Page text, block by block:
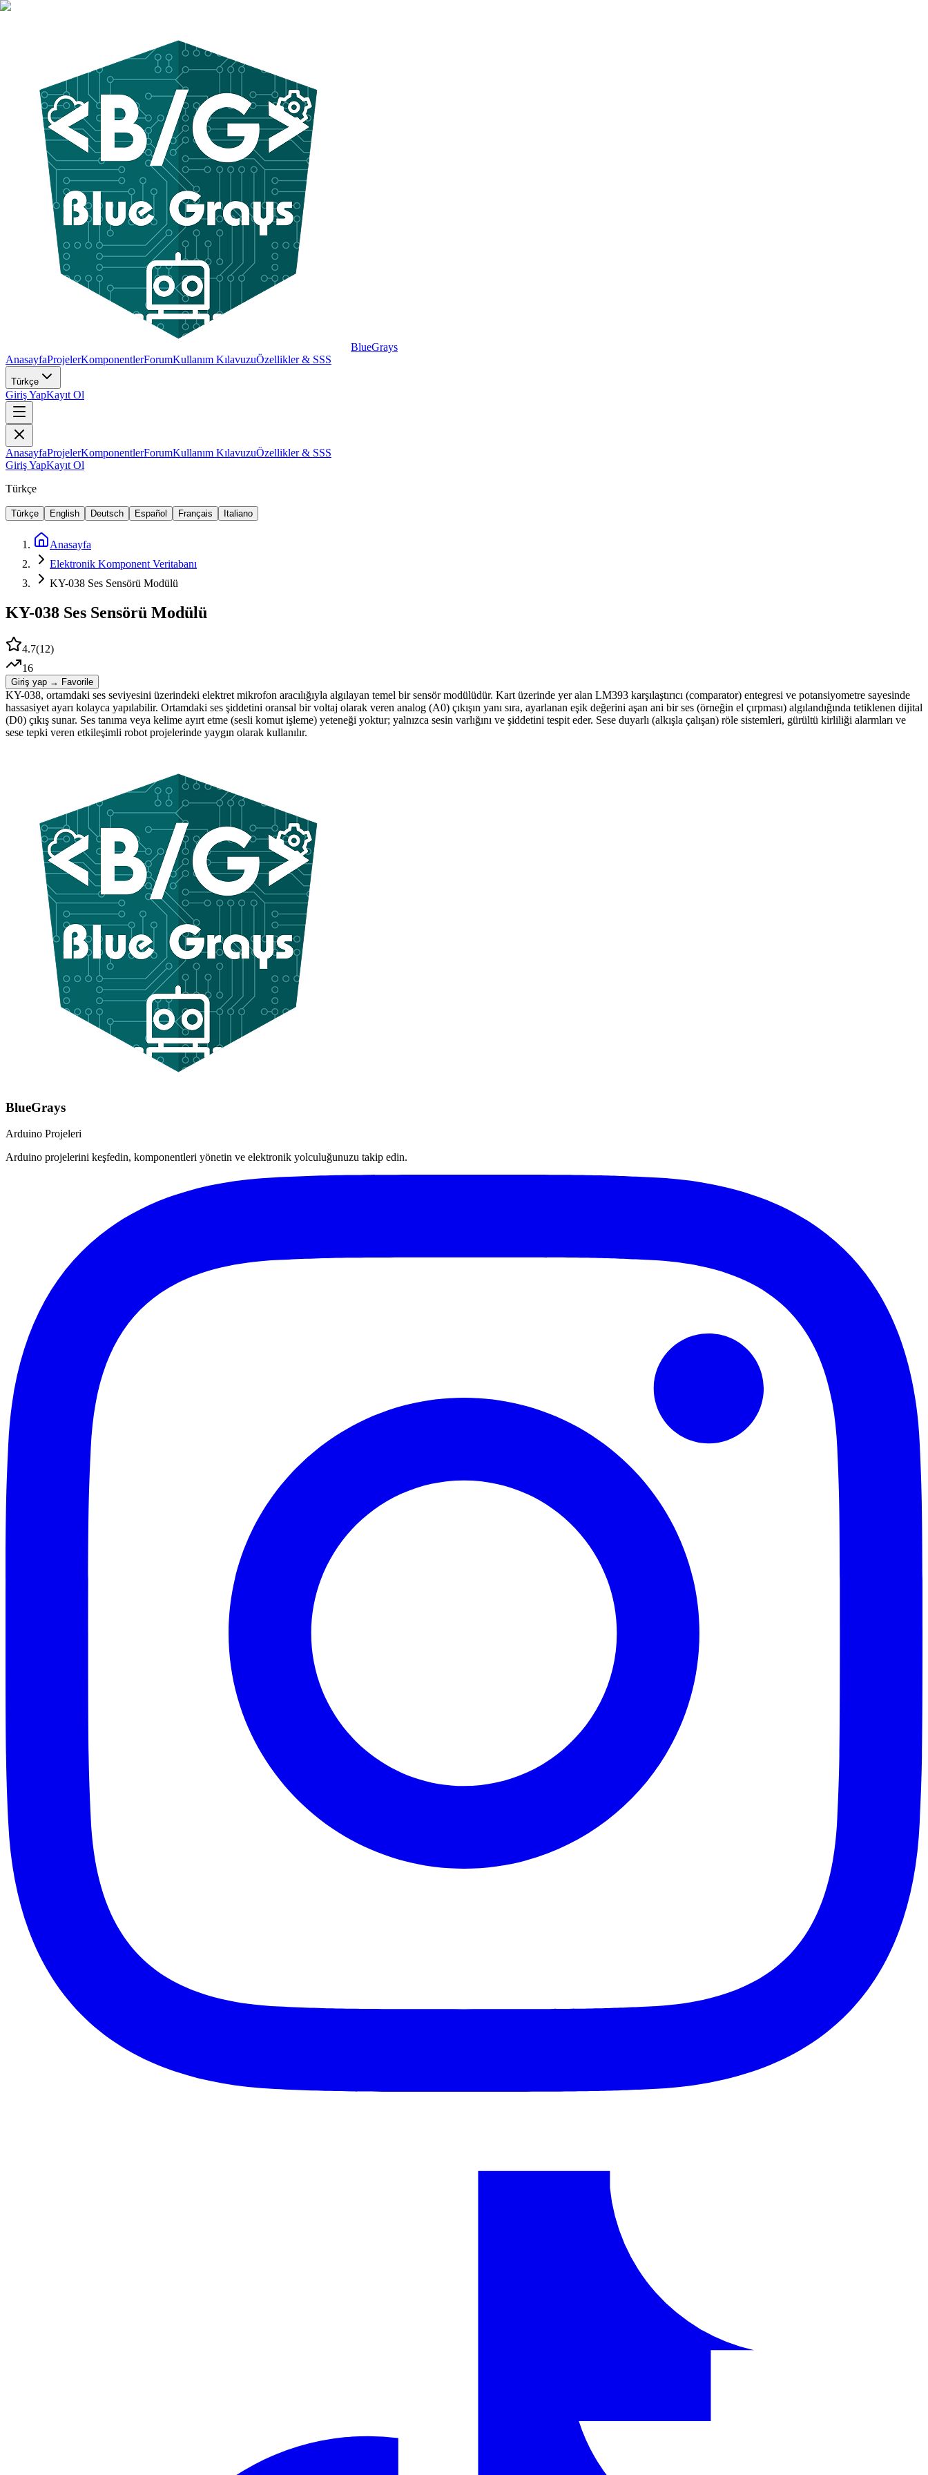
BlueGrays
AnasayfaProjelerKomponentlerForumKullanım KılavuzuÖzellikler & SSS
Türkçe
Giriş YapKayıt Ol
AnasayfaProjelerKomponentlerForumKullanım KılavuzuÖzellikler & SSS
Giriş YapKayıt Ol
Türkçe
Türkçe English Deutsch Español Français Italiano
Anasayfa
Elektronik Komponent Veritabanı
KY-038 Ses Sensörü Modülü
KY-038 Ses Sensörü Modülü
4.7(12)
16
Giriş yap → Favorile
KY-038, ortamdaki ses seviyesini üzerindeki elektret mikrofon aracılığıyla algılayan temel bir sensör modülüdür. Kart üzerinde yer alan LM393 karşılaştırıcı (comparator) entegresi ve potansiyometre sayesinde
hassasiyet ayarı kolayca yapılabilir. Ortamdaki ses şiddetini oransal bir voltaj olarak veren analog (A0) çıkışın yanı sıra, ayarlanan eşik değerini aşan ani bir ses (örneğin el çırpması) algılandığında tetiklenen dijital
(D0) çıkış sunar. Ses tanıma veya kelime ayırt etme (sesli komut işleme) yeteneği yoktur; yalnızca sesin varlığını ve şiddetini tespit eder. Sese duyarlı (alkışla çalışan) röle sistemleri, gürültü kirliliği alarmları ve
sese tepki veren etkileşimli robot projelerinde yaygın olarak kullanılır.
BlueGrays
Arduino Projeleri
Arduino projelerini keşfedin, komponentleri yönetin ve elektronik yolculuğunuzu takip edin.